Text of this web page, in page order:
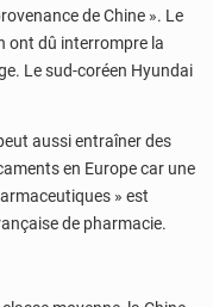
de Chine ». Le
ont dû interrompre la
Le sud-coréen Hyundai
aussi entraîner des
en Europe car une
» est
de pharmacie.